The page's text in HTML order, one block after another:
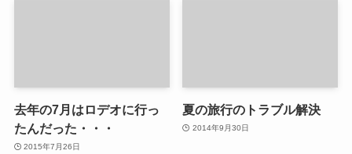
去年の7月はロデオに行っ
たんだった・・・
2015年7月26日
夏の旅行のトラブル解決
2014年9月30日